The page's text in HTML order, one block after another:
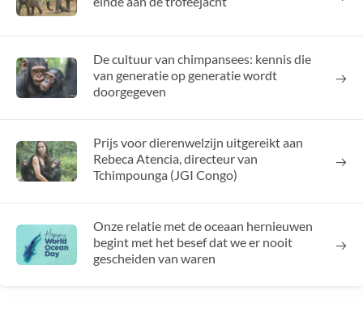
De cultuur van chimpansees: kennis die
van generatie op generatie wordt
doorgegeven
Prijs voor dierenwelzijn uitgereikt aan
Rebeca Atencia, directeur van
Tchimpounga (JGI Congo)
Onze relatie met de oceaan hernieuwen
begint met het besef dat we er nooit
gescheiden van waren